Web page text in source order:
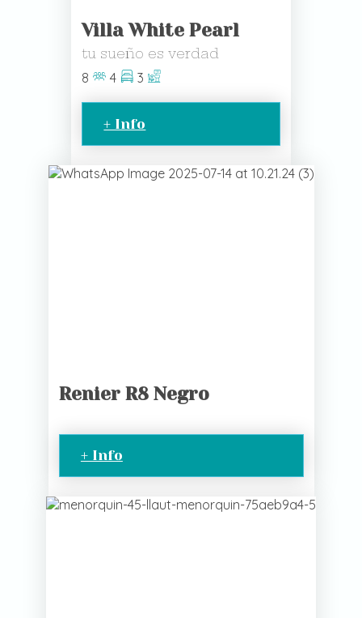
Villa White Pearl
tu sueño es verdad
8
4 3
+ Info
Renier R8 Negro
+ Info